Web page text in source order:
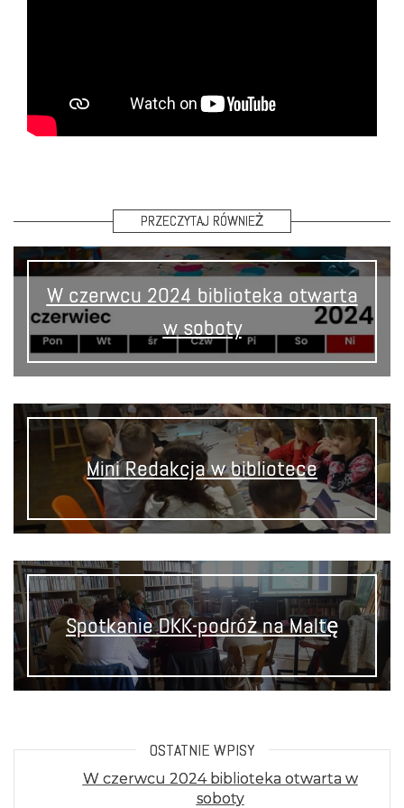
PRZECZYTAJ RÓWNIEŻ
W czerwcu 2024 biblioteka otwarta
w soboty
Mini Redakcja w bibliotece
Spotkanie DKK-podróż na Maltę
OSTATNIE WPISY
W czerwcu 2024 biblioteka otwarta w
soboty